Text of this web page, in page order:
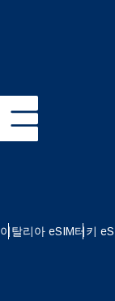
이탈리아 eSIM터키